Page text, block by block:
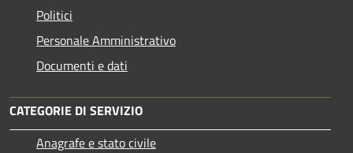
Politici
Personale Amministrativo
Documenti e dati
CATEGORIE DI SERVIZIO
Anagrafe e stato civile